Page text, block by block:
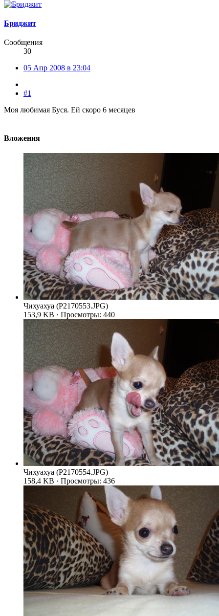
Бриджит
Сообщения
30
05 Апр 2008 в 23:04
#1
Моя любимая Буся. Ей скоро 6 месяцев
Вложения
Чихуахуа (P2170553.JPG)
153,9 KB · Просмотры: 440
Чихуахуа (P2170554.JPG)
158,4 KB · Просмотры: 436